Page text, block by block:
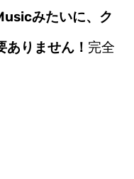
みたいに、ク
りません！ 完全